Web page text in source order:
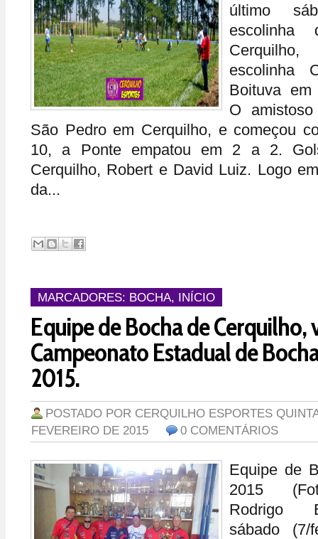
último
escolinha
escolinha
Boituva em
O
São Pedro em Cerquilho, e começou
10, a Ponte empatou em 2 a 2.
Cerquilho, Robert e David Luiz. Logo
da...
MARCADORES: BOCHA, INÍCIO
Equipe de Bocha de Cerquilho,
Campeonato Estadual de
2015.
POSTADO POR CERQUILHO ESPORTES
FEVEREIRO DE 2015
0 COMENTÁRIOS
Equipe de
2015
Rodrigo
sábado